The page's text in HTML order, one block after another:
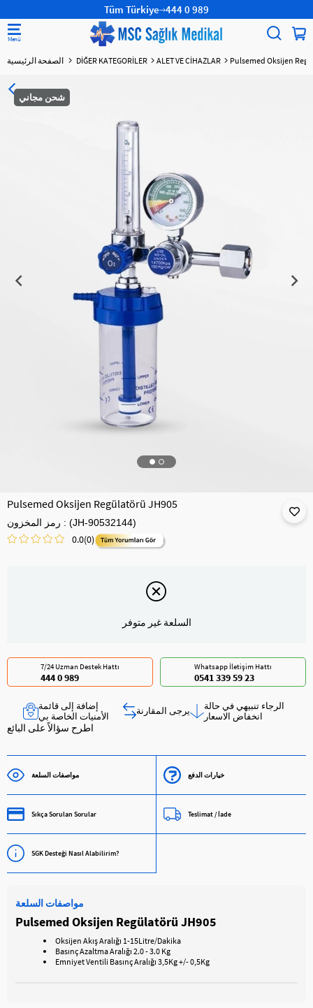
Tüm Türkiye 444 0 989
DİĞER KATEGORİLER ALET VE CİHAZLAR Pulsemed Oksijen
شحن مجاني
Pulsemed Oksijen Regülatörü JH905
رمز المخزون (JH-90532144)
0.0(0)
السلعة غير متوفر
Whatsapp İletişim Hattı
0541 339 59 23
7/24 Uzman Destek Hattı
444 0 989
إضافة إلى قائمة
الأمنيات الخاصة بي
يرجى المقارنة
الرجاء تنبيهي في حالة
انخفاض الاسعار
اطرح سؤالاً على البائع
مواصفات السلعة خيارات الدفع
Sıkça Sorulan Sorular Teslimat / İade
SGK Desteği Nasıl Alabilirim?
مواصفات السلعة
Pulsemed Oksijen Regülatörü JH905
Oksijen Akış Aralığı 1-15Litre/Dakika
Basınç Azaltma Aralığı 2.0 - 3.0 Kg
Emniyet Ventili Basınç Aralığı 3,5Kg +/- 0,5Kg